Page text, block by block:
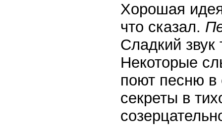
Хорошая
что сказал.
Сладкий
Некоторые
поют песню в
секреты в